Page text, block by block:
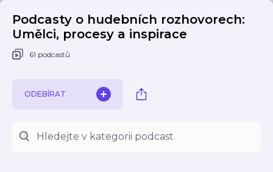
Podcasty o hudebních rozhovorech:
Umělci, procesy a inspirace
61 podcastů
ODEBÍRAT